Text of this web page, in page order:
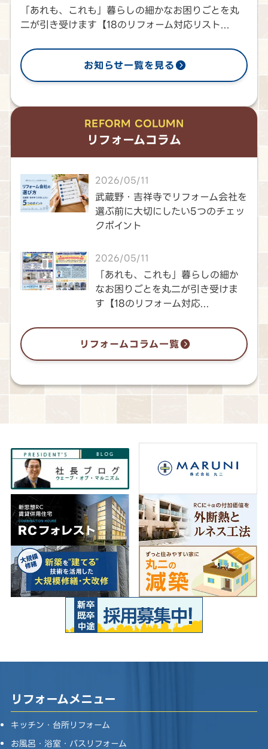
「あれも、これも」暮らしの細かなお困りごとを丸
二が引き受けます【18のリフォーム対応リスト...
お知らせ一覧を見る
REFORM COLUMN
リフォームコラム
2026/05/11
武蔵野・吉祥寺でリフォーム会社を
選ぶ前に大切にしたい5つのチェッ
クポイント
2026/05/11
「あれも、これも」暮らしの細か
なお困りごとを丸二が引き受けま
す【18のリフォーム対応...
リフォームコラム一覧
リフォームメニュー
キッチン・台所リフォーム
お風呂・浴室・バスリフォーム